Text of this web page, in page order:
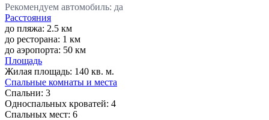
Рекомендуем автомобиль: да
Расстояния
до пляжа: 2.5 км
до ресторана: 1 км
до аэропорта: 50 км
Площадь
Жилая площадь: 140 кв. м.
Спальные комнаты и места
Спальни: 3
Односпальных кроватей: 4
Спальных мест: 6